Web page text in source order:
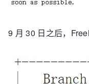
9 月 30 日之后，